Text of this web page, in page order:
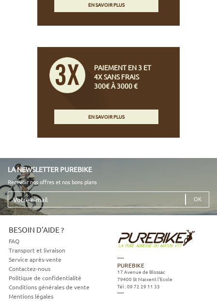
EN SAVOIR PLUS
PAIEMENT EN 3 ET
4X SANS FRAIS
300€ À 3000 €
EN SAVOIR PLUS
LA NEWSLETTER PUREBIKE
Recevoir nos offres et nos bons plans
Votre
e-
mail
BESOIN D'AIDE ?
FAQ
Transport et livraison
Service après-vente
Contactez-nous
Politique de confidentialité
Conditions générales de vente
Mentions légales
PUREBIKE
17 Avenue de Blossac
79400 St Maixent l'Ecole
Tél :09 72 29 11 33